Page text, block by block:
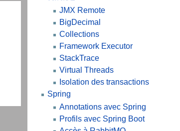
JMX Remote
BigDecimal
Collections
Framework Executor
StackTrace
Virtual Threads
Isolation des transactions
Spring
Annotations avec Spring
Profils avec Spring Boot